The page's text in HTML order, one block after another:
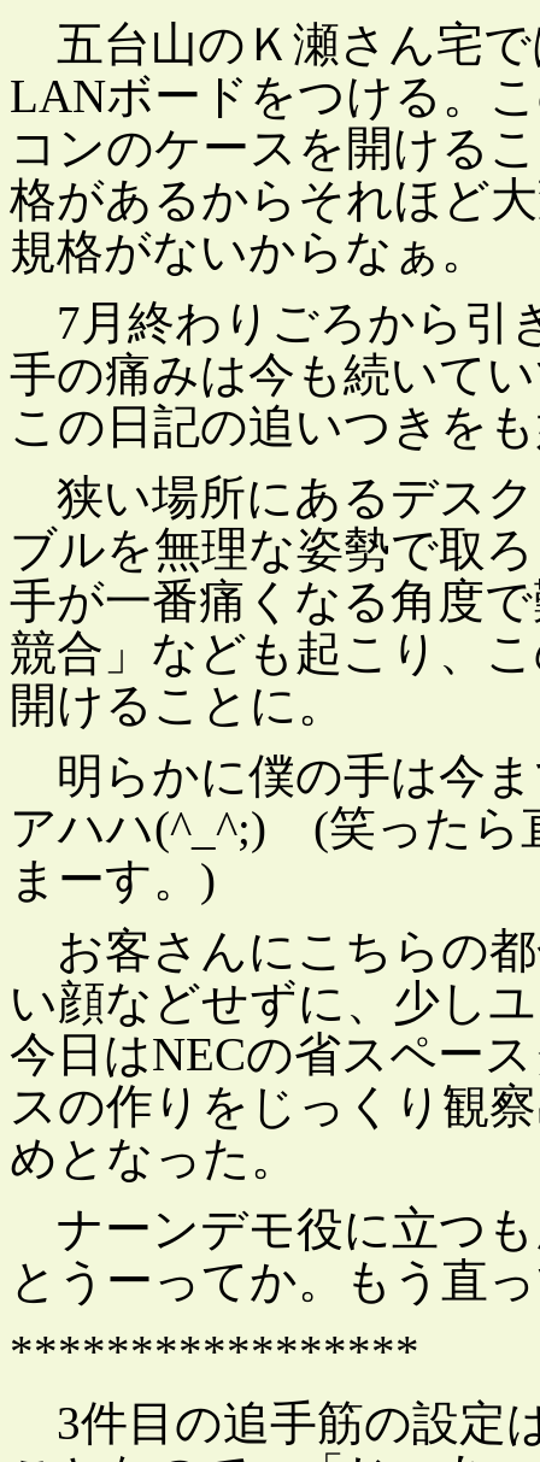
五台山のＫ瀬さん宅
LANボードをつける。
コンのケースを開ける
格があるからそれほど
規格がないからなぁ。
7月終わりごろから引
手の痛みは今も続いて
この日記の追いつきを
狭い場所にあるデス
ブルを無理な姿勢で取
手が一番痛くなる角度
競合」なども起こり、
開けることに。
明らかに僕の手は今
アハハ(^_^;) (笑ったら
まーす。)
お客さんにこちらの
い顔などせずに、少し
今日はNECの省スペー
スの作りをじっくり観
めとなった。
ナーンデモ役に立つ
とうーってか。もう直
*****************
3件目の追手筋の設定